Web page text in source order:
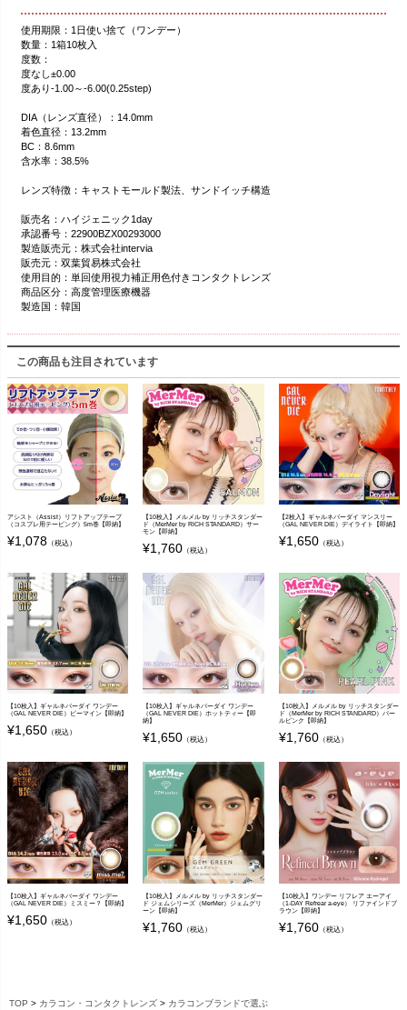
使用期限：1日使い捨て（ワンデー）
数量：1箱10枚入
度数：
度なし±0.00
度あり-1.00～-6.00(0.25step)
DIA（レンズ直径）：14.0mm
着色直径：13.2mm
BC：8.6mm
含水率：38.5%
レンズ特徴：キャストモールド製法、サンドイッチ構造
販売名：ハイジェニック1day
承認番号：22900BZX00293000
製造販売元：株式会社intervia
販売元：双葉貿易株式会社
使用目的：単回使用視力補正用色付きコンタクトレンズ
商品区分：高度管理医療機器
製造国：韓国
この商品も注目されています
アシスト（Assist）リフトアップテープ
（コスプレ用テーピング）5m巻【即納】
¥1,078 （税込）
【10枚入】メルメル by リッチスタンダー
ド（MerMer by RICH STANDARD）サー
モン【即納】
¥1,760 （税込）
【2枚入】ギャルネバーダイ マンスリー
（GAL NEVER DIE）デイライト【即納】
¥1,650（税込）
【10枚入】ギャルネバーダイ ワンデー
（GAL NEVER DIE）ビーマイン【即納】
¥1,650 （税込）
【10枚入】ギャルネバーダイ ワンデー
（GAL NEVER DIE）ホットティー【即
納】
¥1,650 （税込）
【10枚入】メルメル by リッチスタンダー
ド（MerMer by RICH STANDARD）パー
ルピンク【即納】
¥1,760（税込）
【10枚入】ギャルネバーダイ ワンデー
（GAL NEVER DIE）ミスミー？【即納】
¥1,650 （税込）
【10枚入】メルメル by リッチスタンダー
ド ジェムシリーズ（MerMer）ジェムグリ
ーン【即納】
¥1,760 （税込）
【10枚入】ワンデー リフレア エーアイ
（1-DAY Refrear a-eye） リファインドブ
ラウン【即納】
¥1,760（税込）
TOP カラコン・コンタクトレンズ
カラコンブランドで選ぶ